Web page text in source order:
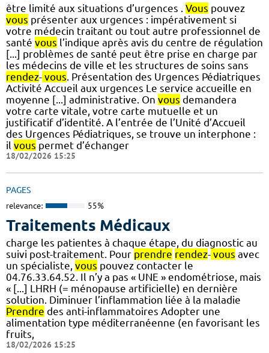
être limité aux situations d’urgences . Vous pouvez
vous présenter aux urgences : impérativement si
votre médecin traitant ou tout autre professionnel de
santé vous l’indique après avis du centre de régulation
[...] problèmes de santé peut être prise en charge par
les médecins de ville et les structures de soins sans
rendez- vous. Présentation des Urgences Pédiatriques
Activité Accueil aux urgences Le service accueille en
moyenne [...] administrative. On vous demandera
votre carte vitale, votre carte mutuelle et un
justificatif d’identité. A l’entrée de l’Unité d’Accueil
des Urgences Pédiatriques, se trouve un interphone :
il vous permet d’échanger
18/02/2026 15:25
PAGES
relevance: 55%
Traitements Médicaux
charge les patientes à chaque étape, du diagnostic au
suivi post-traitement. Pour prendre rendez- vous avec
un spécialiste, vous pouvez contacter le
04.76.33.64.52. Il n’y a pas « UNE » endométriose, mais
« [...] LHRH (= ménopause artificielle) en dernière
solution. Diminuer l’inflammation liée à la maladie
Prendre des anti-inflammatoires Adopter une
alimentation type méditerranéenne (en favorisant les
fruits,
18/02/2026 15:25